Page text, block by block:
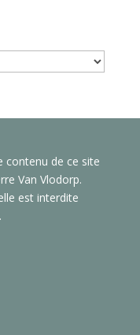
contenu de ce site
Van Vlodorp.
est interdite